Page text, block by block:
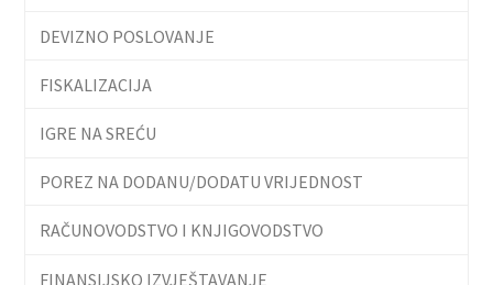
DEVIZNO POSLOVANJE
FISKALIZACIJA
IGRE NA SREĆU
POREZ NA DODANU/DODATU VRIJEDNOST
RAČUNOVODSTVO I KNJIGOVODSTVO
FINANSIJSKO IZVJEŠTAVANJE